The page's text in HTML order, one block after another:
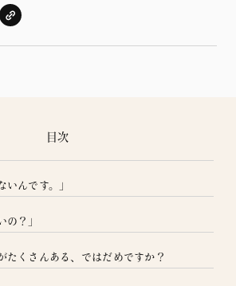
目次
いんです。」
の？」
たくさんある、ではだめですか？